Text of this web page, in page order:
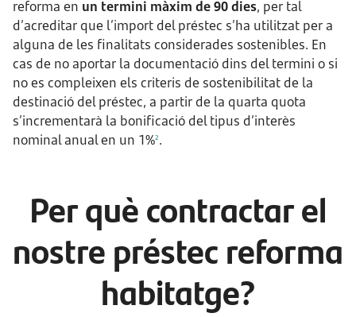
reforma en un termini màxim de 90 dies, per tal
d’acreditar que l’import del préstec s’ha utilitzat per a
alguna de les finalitats considerades sostenibles. En
cas de no aportar la documentació dins del termini o si
no es compleixen els criteris de sostenibilitat de la
destinació del préstec, a partir de la quarta quota
s’incrementarà la bonificació del tipus d’interès
nominal anual en un 1%2.
Per què contractar el
nostre préstec reforma
habitatge?